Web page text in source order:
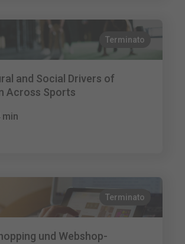
Terminato
and Social Drivers of
Across Sports
min
Terminato
und Webshop-